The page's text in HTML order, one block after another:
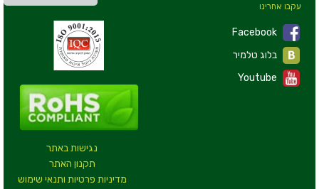
נגישות באתר
תקנון האתר
מדיניות פרטיות ותנאי שימוש
עקבו אחרינו
Facebook
Youtube